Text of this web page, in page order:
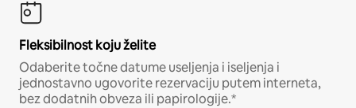
Fleksibilnost koju želite
Odaberite točne datume useljenja i iseljenja i
jednostavno ugovorite rezervaciju putem interneta,
bez dodatnih obveza ili papirologije.*